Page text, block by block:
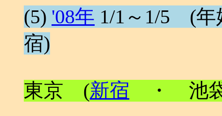
(5) '08年 1/1～1/5 (年
宿)
東京 (新宿 ・ 池